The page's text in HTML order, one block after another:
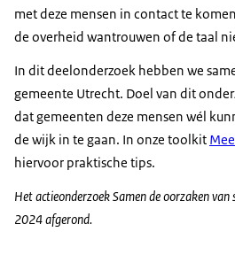
met deze mensen in contact te
de overheid wantrouwen of de taal
In dit deelonderzoek hebben we
gemeente Utrecht. Doel van dit
dat gemeenten deze mensen wél
de wijk in te gaan. In onze toolkit
hiervoor praktische tips.
Het actieonderzoek Samen de oorzaken van
2024 afgerond.